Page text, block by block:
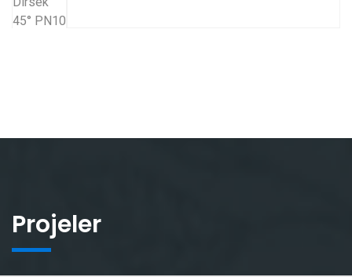
Projeler